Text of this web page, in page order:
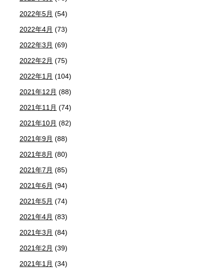
2022年5月 (54)
2022年4月 (73)
2022年3月 (69)
2022年2月 (75)
2022年1月 (104)
2021年12月 (88)
2021年11月 (74)
2021年10月 (82)
2021年9月 (88)
2021年8月 (80)
2021年7月 (85)
2021年6月 (94)
2021年5月 (74)
2021年4月 (83)
2021年3月 (84)
2021年2月 (39)
2021年1月 (34)